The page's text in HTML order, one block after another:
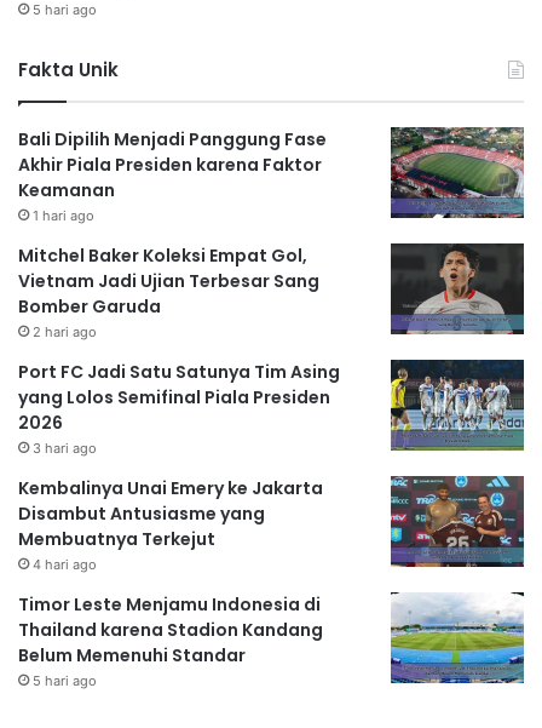
5 hari ago
Fakta Unik
Bali Dipilih Menjadi Panggung Fase
Akhir Piala Presiden karena Faktor
Keamanan
1 hari ago
Mitchel Baker Koleksi Empat Gol,
Vietnam Jadi Ujian Terbesar Sang
Bomber Garuda
2 hari ago
Port FC Jadi Satu Satunya Tim Asing
yang Lolos Semifinal Piala Presiden
2026
3 hari ago
Kembalinya Unai Emery ke Jakarta
Disambut Antusiasme yang
Membuatnya Terkejut
4 hari ago
Timor Leste Menjamu Indonesia di
Thailand karena Stadion Kandang
Belum Memenuhi Standar
5 hari ago